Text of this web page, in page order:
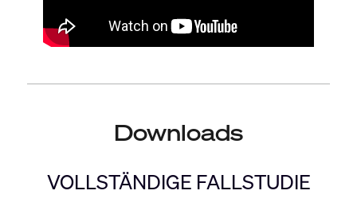
Downloads
VOLLSTÄNDIGE FALLSTUDIE